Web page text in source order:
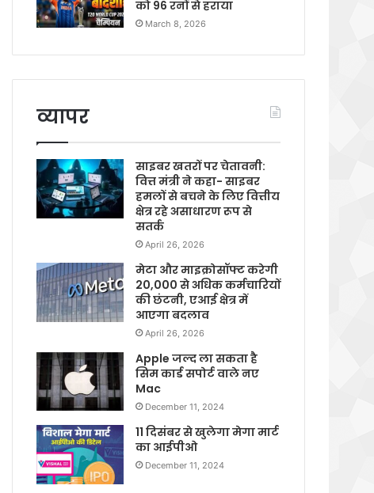
को 96 रनों से हराया
March 8, 2026
व्यापर
साइबर खतरों पर चेतावनी:
वित्त मंत्री ने कहा- साइबर
हमलों से बचने के लिए वित्तीय
क्षेत्र रहे असाधारण रूप से
सतर्क
April 26, 2026
मेटा और माइक्रोसॉफ्ट करेगी
20,000 से अधिक कर्मचारियों
की छंटनी, एआई क्षेत्र में
आएगा बदलाव
April 26, 2026
Apple जल्द ला सकता है
सिम कार्ड सपोर्ट वाले नए
Mac
December 11, 2024
11 दिसंबर से खुलेगा मेगा मार्ट
का आईपीओ
December 11, 2024